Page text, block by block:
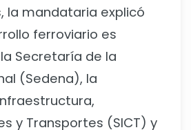
la mandataria explicó
ferroviario es
Secretaría de la
(Sedena), la
y Transportes (SICT) y